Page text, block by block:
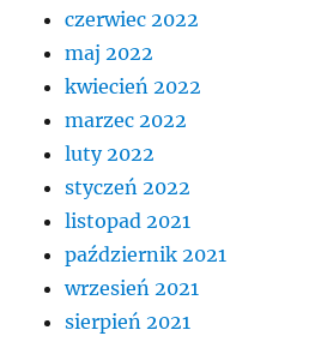
czerwiec 2022
maj 2022
kwiecień 2022
marzec 2022
luty 2022
styczeń 2022
listopad 2021
październik 2021
wrzesień 2021
sierpień 2021